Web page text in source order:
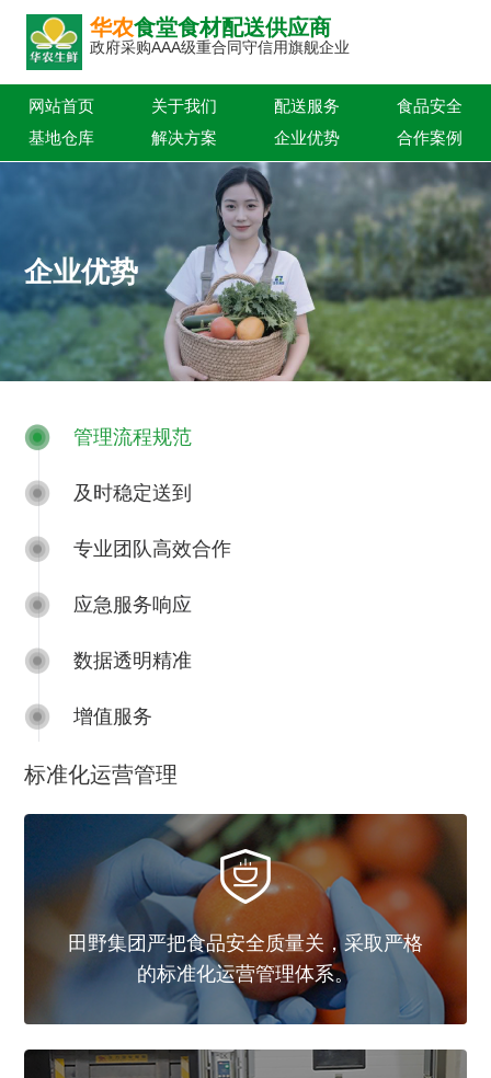
华农食堂食材配送供应商
政府采购AAA级重合同守信用旗舰企业
网站首页 关于我们 配送服务
食品安全
基地仓库
解决方案 企业优势
合作案例
企业优势
管理流程规范
及时稳定送到
专业团队高效合作
应急服务响应
数据透明精准
增值服务